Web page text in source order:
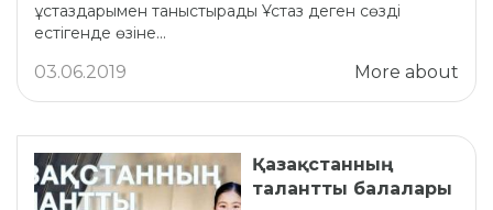
ұстаздарымен таныстырады Ұстаз деген сөзді
естігенде өзіне...
More about
03.06.2019
Қазақстанның
талантты балалары